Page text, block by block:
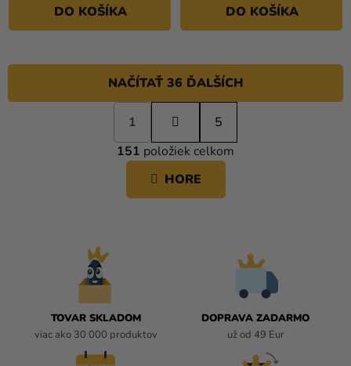
DO KOŠÍKA DO KOŠÍKA
O
V
L
Á
NAČÍTAŤ 36 ĎALŠÍCH
S
t
r
á
k
o
1
5
151 položiek celkom
HORE
TOVAR SKLADOM
viac ako 30 000 produktov
DOPRAVA ZADARMO
už od 49 Eur